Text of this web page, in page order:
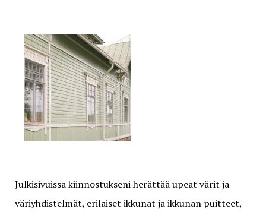
Julkisivuissa kiinnostukseni herättää upeat värit ja
väriyhdistelmät, erilaiset ikkunat ja ikkunan puitteet,